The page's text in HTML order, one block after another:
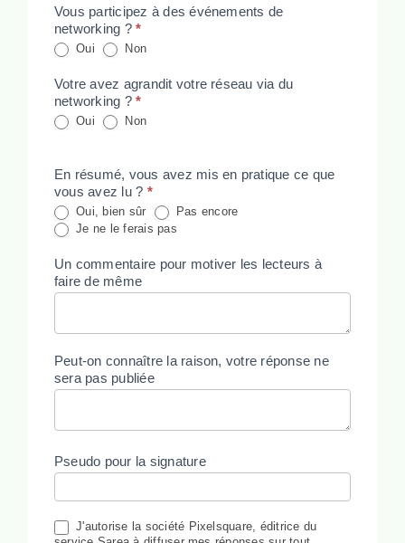
Vous participez à des événements de
networking ?*
Oui Non
Votre avez agrandit votre réseau via du
networking ?*
Oui Non
En résumé, vous avez mis en pratique ce que
vous avez lu ? *
Oui, bien sûr
Pas encore
Je ne le ferais pas
Un commentaire pour motiver les lecteurs à
faire de même
Peut-on connaître la raison, votre réponse ne
sera pas publiée
Pseudo pour la signature
J'autorise la société Pixelsquare, éditrice du